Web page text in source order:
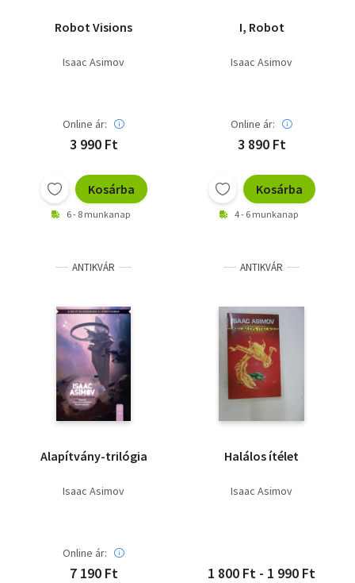
Robot Visions
Isaac Asimov
Online ár:
3 990 Ft
Kosárba
6 - 8 munkanap
I, Robot
Isaac Asimov
Online ár:
3 890 Ft
Kosárba
4 - 6 munkanap
ANTIKVÁR
Alapítvány-trilógia
Isaac Asimov
Online ár:
7 190 Ft
ANTIKVÁR
Halálos ítélet
Isaac Asimov
1 800 Ft - 1 990 Ft